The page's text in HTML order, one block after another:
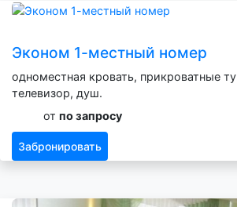
Эконом 1-местный номер
одноместная кровать, прикроватные
телевизор, душ.
от по запросу
Забронировать